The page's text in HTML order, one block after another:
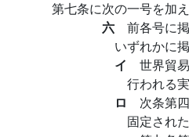
第七条に次の一号を加え
六 前各号に
いずれかに
イ 世界貿
行われる
ロ 次条第
固定され